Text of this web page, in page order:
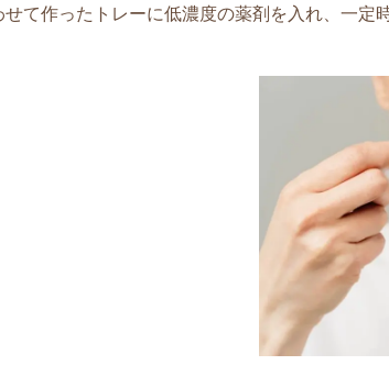
せて作ったトレーに低濃度の薬剤を入れ、一定